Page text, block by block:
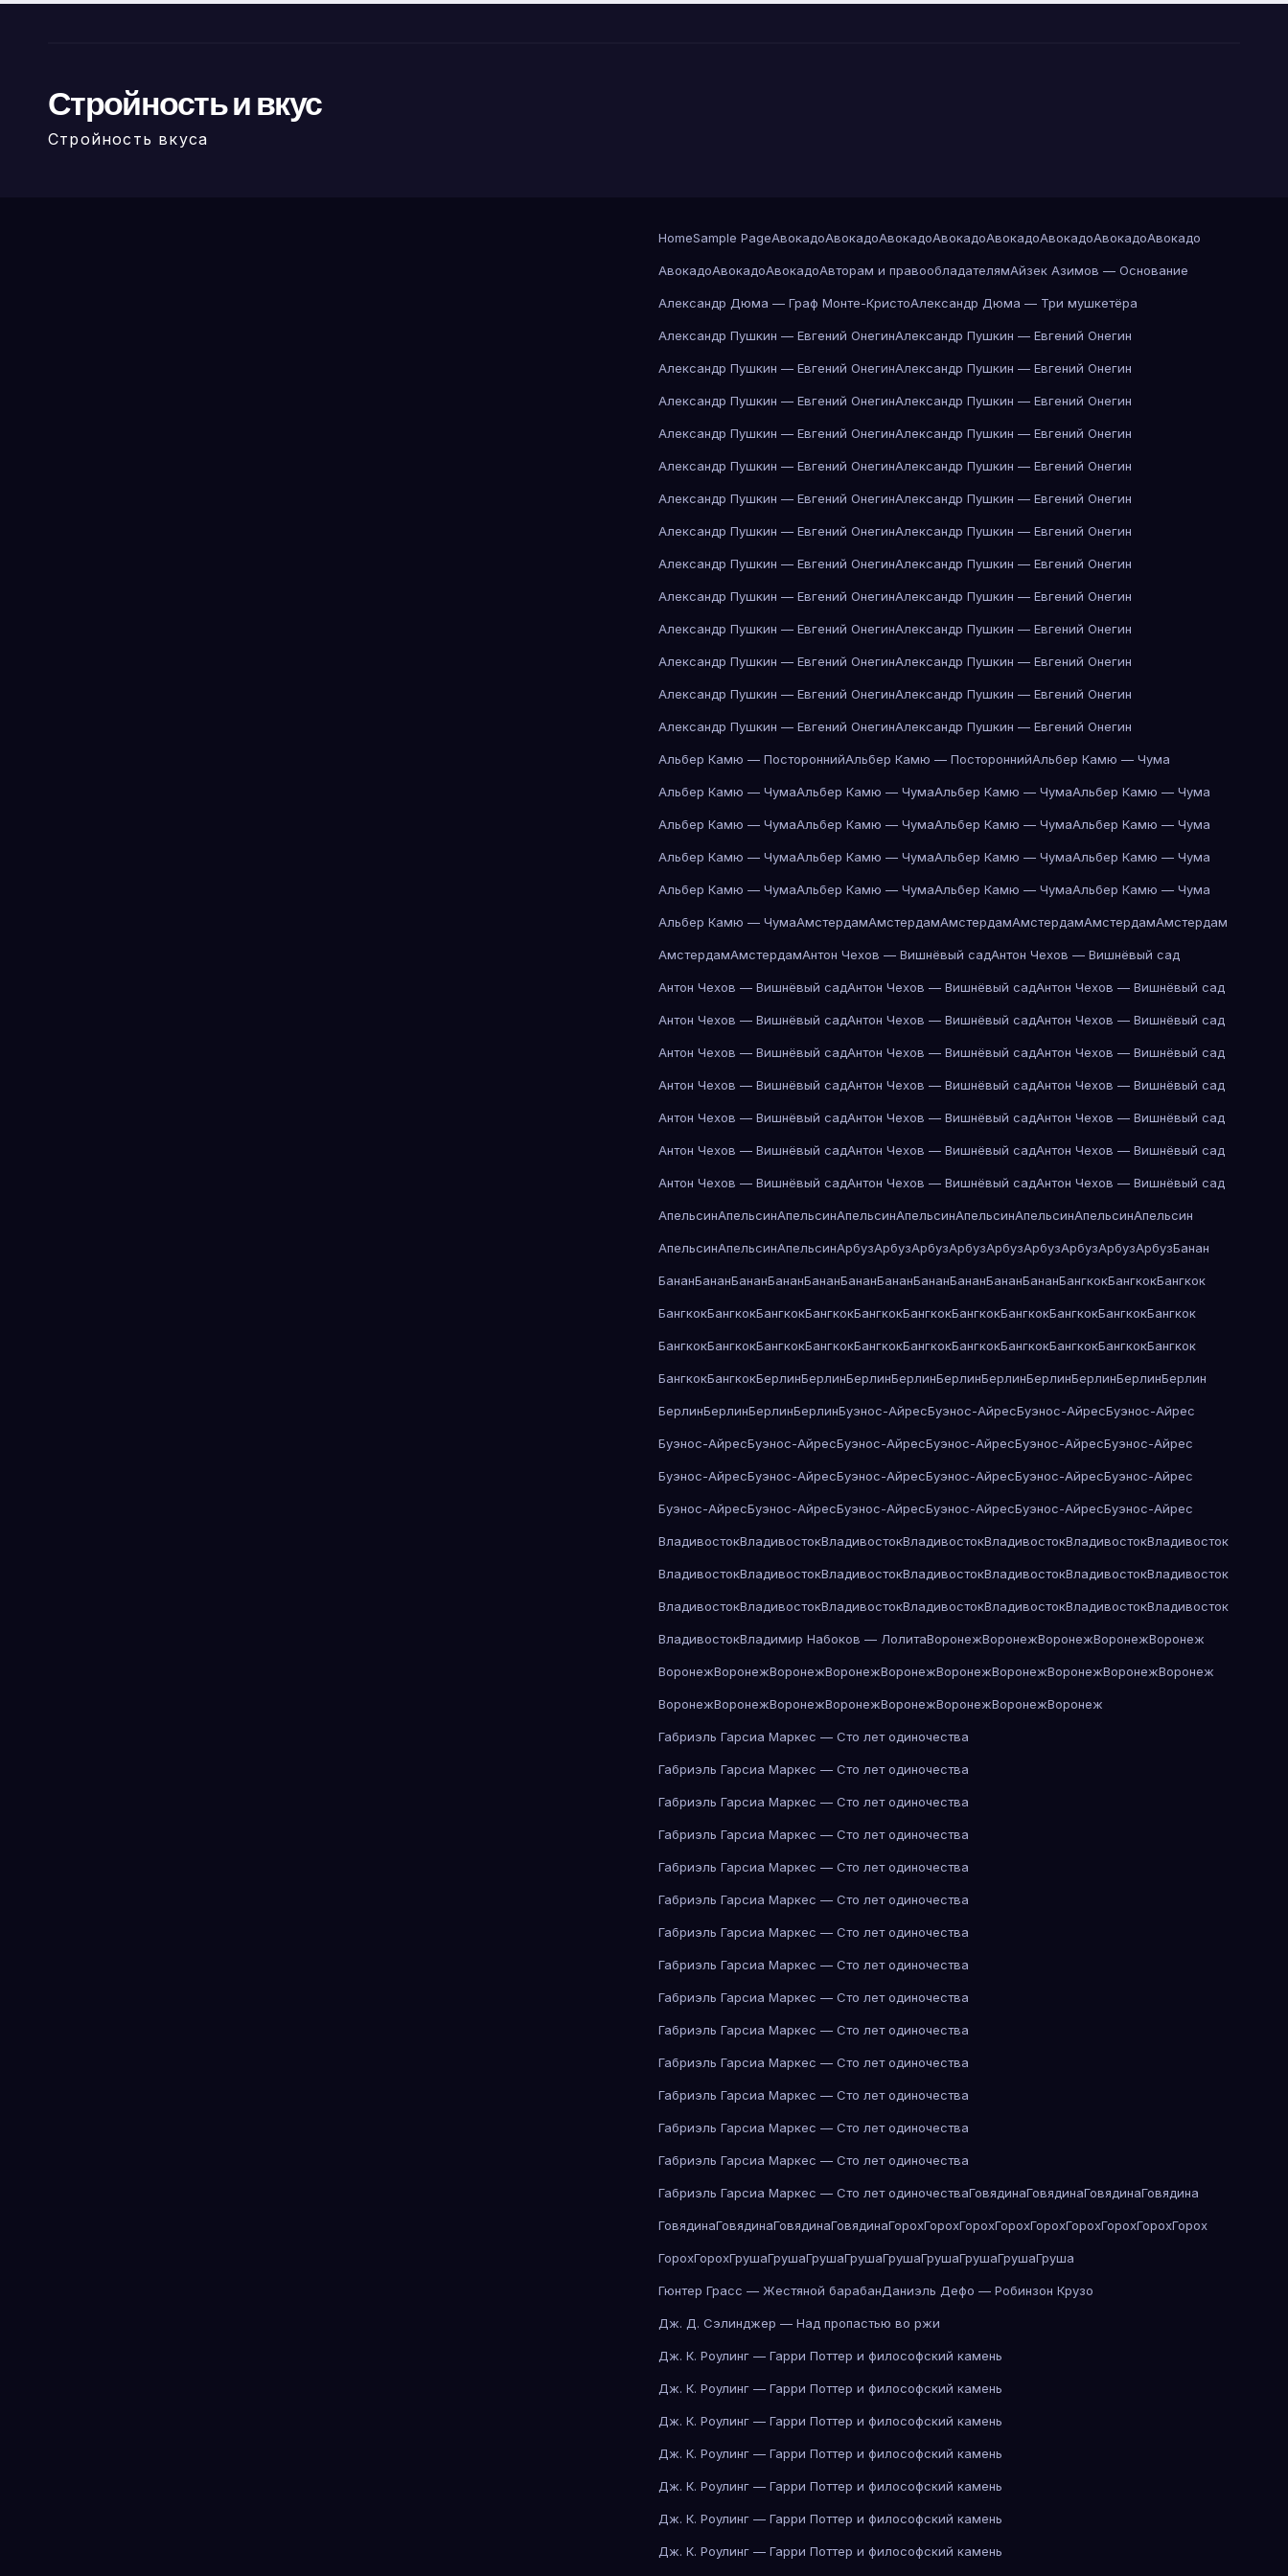
Стройность и вкус
Стройность вкуса
HomeSample PageАвокадоАвокадоАвокадоАвокадоАвокадоАвокадоАвокадоАвокадо
АвокадоАвокадоАвокадоАвторам и правообладателямАйзек Азимов — Основание
Александр Дюма — Граф Монте-КристоАлександр Дюма — Три мушкетёра
Александр Пушкин — Евгений ОнегинАлександр Пушкин — Евгений Онегин
Александр Пушкин — Евгений ОнегинАлександр Пушкин — Евгений Онегин
Александр Пушкин — Евгений ОнегинАлександр Пушкин — Евгений Онегин
Александр Пушкин — Евгений ОнегинАлександр Пушкин — Евгений Онегин
Александр Пушкин — Евгений ОнегинАлександр Пушкин — Евгений Онегин
Александр Пушкин — Евгений ОнегинАлександр Пушкин — Евгений Онегин
Александр Пушкин — Евгений ОнегинАлександр Пушкин — Евгений Онегин
Александр Пушкин — Евгений ОнегинАлександр Пушкин — Евгений Онегин
Александр Пушкин — Евгений ОнегинАлександр Пушкин — Евгений Онегин
Александр Пушкин — Евгений ОнегинАлександр Пушкин — Евгений Онегин
Александр Пушкин — Евгений ОнегинАлександр Пушкин — Евгений Онегин
Александр Пушкин — Евгений ОнегинАлександр Пушкин — Евгений Онегин
Александр Пушкин — Евгений ОнегинАлександр Пушкин — Евгений Онегин
Альбер Камю — ПостороннийАльбер Камю — ПостороннийАльбер Камю — Чума
Альбер Камю — ЧумаАльбер Камю — ЧумаАльбер Камю — ЧумаАльбер Камю — Чума
Альбер Камю — ЧумаАльбер Камю — ЧумаАльбер Камю — ЧумаАльбер Камю — Чума
Альбер Камю — ЧумаАльбер Камю — ЧумаАльбер Камю — ЧумаАльбер Камю — Чума
Альбер Камю — ЧумаАльбер Камю — ЧумаАльбер Камю — ЧумаАльбер Камю — Чума
Альбер Камю — ЧумаАмстердамАмстердамАмстердамАмстердамАмстердамАмстердам
АмстердамАмстердамАнтон Чехов — Вишнёвый садАнтон Чехов — Вишнёвый сад
Антон Чехов — Вишнёвый садАнтон Чехов — Вишнёвый садАнтон Чехов — Вишнёвый сад
Антон Чехов — Вишнёвый садАнтон Чехов — Вишнёвый садАнтон Чехов — Вишнёвый сад
Антон Чехов — Вишнёвый садАнтон Чехов — Вишнёвый садАнтон Чехов — Вишнёвый сад
Антон Чехов — Вишнёвый садАнтон Чехов — Вишнёвый садАнтон Чехов — Вишнёвый сад
Антон Чехов — Вишнёвый садАнтон Чехов — Вишнёвый садАнтон Чехов — Вишнёвый сад
Антон Чехов — Вишнёвый садАнтон Чехов — Вишнёвый садАнтон Чехов — Вишнёвый сад
Антон Чехов — Вишнёвый садАнтон Чехов — Вишнёвый садАнтон Чехов — Вишнёвый сад
АпельсинАпельсинАпельсинАпельсинАпельсинАпельсинАпельсинАпельсинАпельсин
АпельсинАпельсинАпельсинАрбузАрбузАрбузАрбузАрбузАрбузАрбузАрбузАрбузБанан
БананБананБананБананБананБананБананБананБананБананБананБангкокБангкокБангкок
БангкокБангкокБангкокБангкокБангкокБангкокБангкокБангкокБангкокБангкокБангкок
БангкокБангкокБангкокБангкокБангкокБангкокБангкокБангкокБангкокБангкокБангкок
БангкокБангкокБерлинБерлинБерлинБерлинБерлинБерлинБерлинБерлинБерлинБерлин
БерлинБерлинБерлинБерлинБуэнос-АйресБуэнос-АйресБуэнос-АйресБуэнос-Айрес
Буэнос-АйресБуэнос-АйресБуэнос-АйресБуэнос-АйресБуэнос-АйресБуэнос-Айрес
Буэнос-АйресБуэнос-АйресБуэнос-АйресБуэнос-АйресБуэнос-АйресБуэнос-Айрес
Буэнос-АйресБуэнос-АйресБуэнос-АйресБуэнос-АйресБуэнос-АйресБуэнос-Айрес
ВладивостокВладивостокВладивостокВладивостокВладивостокВладивостокВладивосток
ВладивостокВладивостокВладивостокВладивостокВладивостокВладивостокВладивосток
ВладивостокВладивостокВладивостокВладивостокВладивостокВладивостокВладивосток
ВладивостокВладимир Набоков — ЛолитаВоронежВоронежВоронежВоронежВоронеж
ВоронежВоронежВоронежВоронежВоронежВоронежВоронежВоронежВоронежВоронеж
ВоронежВоронежВоронежВоронежВоронежВоронежВоронежВоронеж
Габриэль Гарсиа Маркес — Сто лет одиночества
Габриэль Гарсиа Маркес — Сто лет одиночества
Габриэль Гарсиа Маркес — Сто лет одиночества
Габриэль Гарсиа Маркес — Сто лет одиночества
Габриэль Гарсиа Маркес — Сто лет одиночества
Габриэль Гарсиа Маркес — Сто лет одиночества
Габриэль Гарсиа Маркес — Сто лет одиночества
Габриэль Гарсиа Маркес — Сто лет одиночества
Габриэль Гарсиа Маркес — Сто лет одиночества
Габриэль Гарсиа Маркес — Сто лет одиночества
Габриэль Гарсиа Маркес — Сто лет одиночества
Габриэль Гарсиа Маркес — Сто лет одиночества
Габриэль Гарсиа Маркес — Сто лет одиночества
Габриэль Гарсиа Маркес — Сто лет одиночества
Габриэль Гарсиа Маркес — Сто лет одиночестваГовядинаГовядинаГовядинаГовядина
ГовядинаГовядинаГовядинаГовядинаГорохГорохГорохГорохГорохГорохГорохГорохГорох
ГорохГорохГрушаГрушаГрушаГрушаГрушаГрушаГрушаГрушаГруша
Гюнтер Грасс — Жестяной барабанДаниэль Дефо — Робинзон Крузо
Дж. Д. Сэлинджер — Над пропастью во ржи
Дж. К. Роулинг — Гарри Поттер и философский камень
Дж. К. Роулинг — Гарри Поттер и философский камень
Дж. К. Роулинг — Гарри Поттер и философский камень
Дж. К. Роулинг — Гарри Поттер и философский камень
Дж. К. Роулинг — Гарри Поттер и философский камень
Дж. К. Роулинг — Гарри Поттер и философский камень
Дж. К. Роулинг — Гарри Поттер и философский камень